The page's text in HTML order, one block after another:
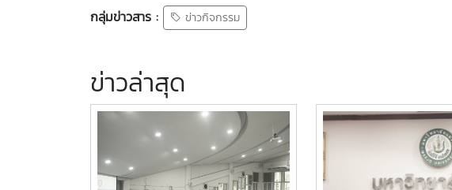
กลุ่มข่าวสาร : ข่าวกิจกรรม
ข่าวล่าสุด